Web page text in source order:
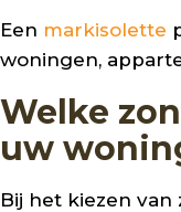
Een markisolette
woningen,
Welke
uw
Bij het kiezen